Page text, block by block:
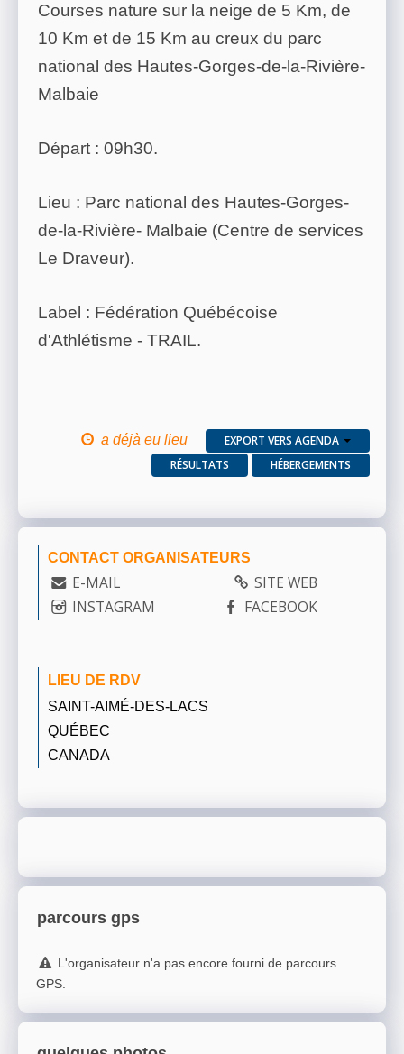
Courses nature sur la neige de 5 Km, de
10 Km et de 15 Km au creux du parc
national des Hautes-Gorges-de-la-Rivière-
Malbaie
Départ : 09h30.
Lieu : Parc national des Hautes-Gorges-
de-la-Rivière- Malbaie (Centre de services
Le Draveur).
Label : Fédération Québécoise
d'Athlétisme - TRAIL.
a déjà eu lieu
EXPORT VERS AGENDA
RÉSULTATS
HÉBERGEMENTS
CONTACT ORGANISATEURS
E-MAIL
SITE WEB
INSTAGRAM
FACEBOOK
LIEU DE RDV
SAINT-AIMÉ-DES-LACS
QUÉBEC
CANADA
parcours gps
L'organisateur n'a pas encore fourni de parcours
GPS.